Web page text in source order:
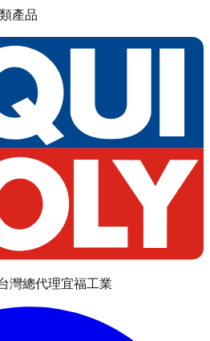
產品
灣總代理宜福工業